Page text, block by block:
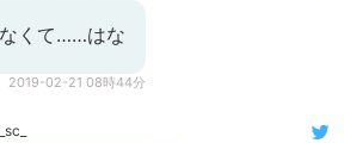
くて……はな
2019-02-21 08時44分